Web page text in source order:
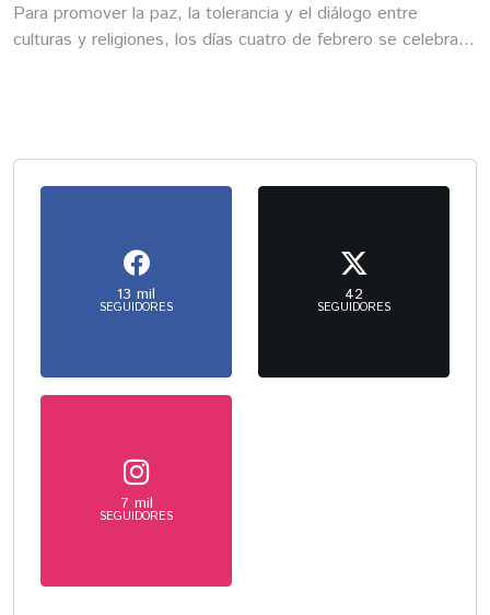
Para promover la paz, la tolerancia y el diálogo entre
culturas y religiones, los días cuatro de febrero se celebra el
13 mil
SEGUIDORES
42
SEGUIDORES
7 mil
SEGUIDORES